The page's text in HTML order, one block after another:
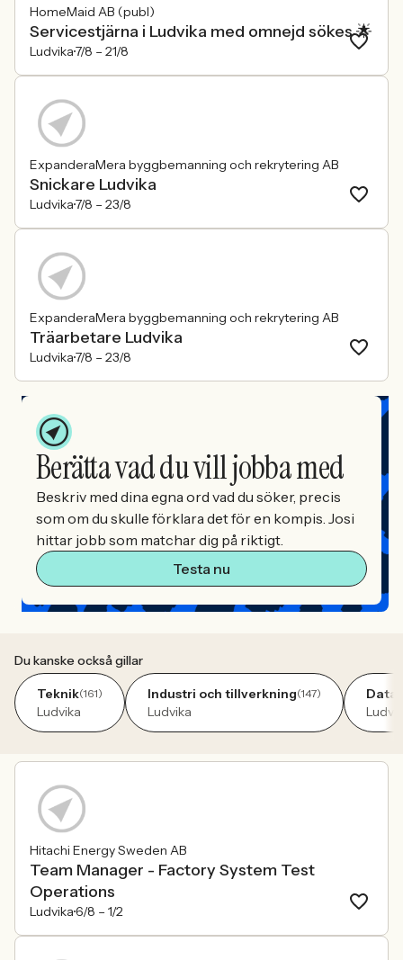
HomeMaid AB (publ)
Servicestjärna i Ludvika med omnejd sökes 🌟
Ludvika7/8 – 21/8
ExpanderaMera byggbemanning och rekrytering AB
Snickare Ludvika
Ludvika7/8 – 23/8
ExpanderaMera byggbemanning och rekrytering AB
Träarbetare Ludvika
Ludvika7/8 – 23/8
Berätta vad du vill jobba med
Beskriv med dina egna ord vad du söker, precis
som om du skulle förklara det för en kompis. Josi
hittar jobb som matchar dig på riktigt.
Testa nu
Du kanske också gillar
Teknik(161)
Ludvika
Industri och tillverkning(147)
Ludvika
Data
Hitachi Energy Sweden AB
Team Manager - Factory System Test
Operations
Ludvika6/8 – 1/2